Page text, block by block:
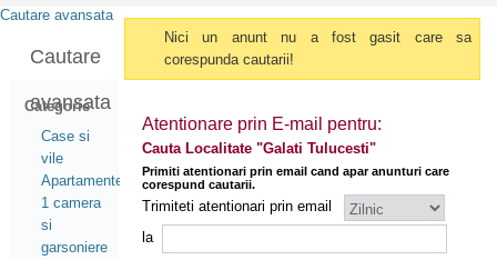
Cautare avansata
Cautare
avansata
Categorie
Case si
vile
Apartamente
1 camera
si
garsoniere
Nici un anunt nu a fost gasit care sa
corespunda cautarii!
Atentionare prin E-mail pentru:
Cauta Localitate "Galati Tulucesti"
Primiti atentionari prin email cand apar anunturi care
corespund cautarii.
Trimiteti atentionari prin email
la